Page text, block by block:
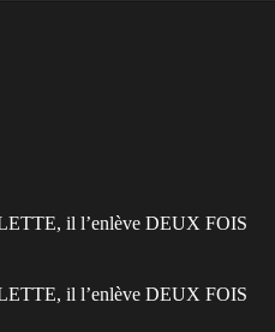
il l’enlève DEUX FOIS
il l’enlève DEUX FOIS